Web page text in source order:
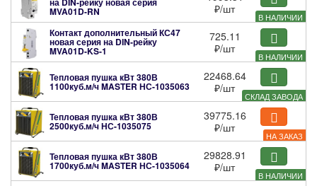
В НАЛИЧИИ
MVA01D-RN
₽/шт
В НАЛИЧИИ
Контакт дополнительный КС47
новая серия на DIN-рейку
MVA01D-KS-1
725.11
₽/шт
СКЛАД ЗАВОДА
Тепловая пушка кВт 380В
1100куб.м/ч MASTERНС-1035063
22468.64
₽/шт
НА ЗАКАЗ
Тепловая пушка кВт 380В
2500куб.м/чНС-1035075
39775.16
₽/шт
В НАЛИЧИИ
Тепловая пушка кВт 380В
1700куб.м/ч MASTERНС-1035064
29828.91
₽/шт